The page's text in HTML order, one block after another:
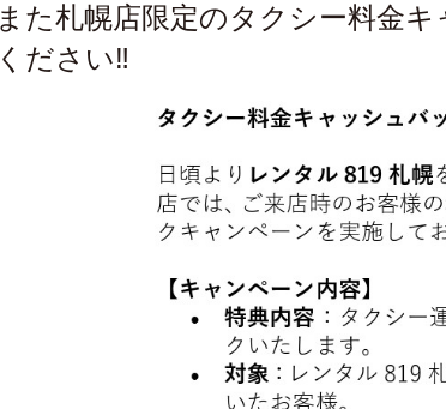
また札幌店限定のタクシー料金
ください‼️